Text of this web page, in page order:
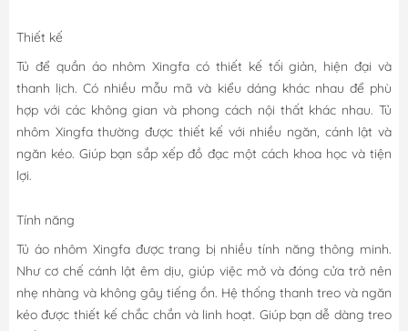
Thiết kế
Tủ để quần áo nhôm Xingfa có thiết kế tối giản, hiện đại và
thanh lịch. Có nhiều mẫu mã và kiểu dáng khác nhau để phù
hợp với các không gian và phong cách nội thất khác nhau. Tủ
nhôm Xingfa thường được thiết kế với nhiều ngăn, cánh lật và
ngăn kéo. Giúp bạn sắp xếp đồ đạc một cách khoa học và tiện
lợi.
Tính năng
Tủ áo nhôm Xingfa được trang bị nhiều tính năng thông minh.
Như cơ chế cánh lật êm dịu, giúp việc mở và đóng cửa trở nên
nhẹ nhàng và không gây tiếng ồn. Hệ thống thanh treo và ngăn
kéo được thiết kế chắc chắn và linh hoạt. Giúp bạn dễ dàng treo